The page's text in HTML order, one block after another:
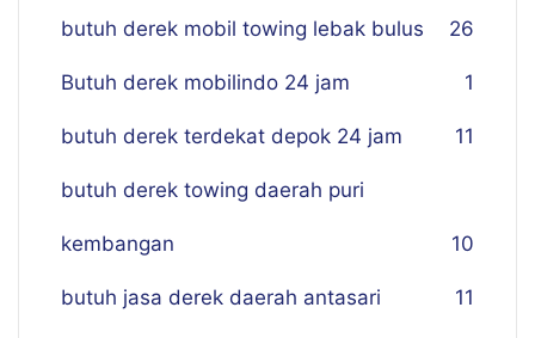
butuh derek mobil towing lebak bulus 26
Butuh derek mobilindo 24 jam 1
butuh derek terdekat depok 24 jam 11
butuh derek towing daerah puri
kembangan 10
butuh jasa derek daerah antasari 11